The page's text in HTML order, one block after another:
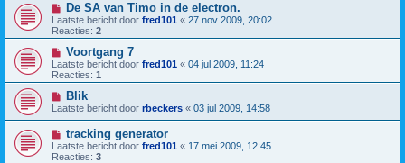
De SA van Timo in de electron.
Laatste bericht door fred101 « 27 nov 2009, 20:02
Reacties: 2
Voortgang 7
Laatste bericht door fred101 « 04 jul 2009, 11:24
Reacties: 1
Blik
Laatste bericht door rbeckers « 03 jul 2009, 14:58
tracking generator
Laatste bericht door fred101 « 17 mei 2009, 12:45
Reacties: 3